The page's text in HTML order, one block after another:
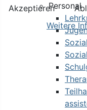
Personal
Akzeptieren
Weitere